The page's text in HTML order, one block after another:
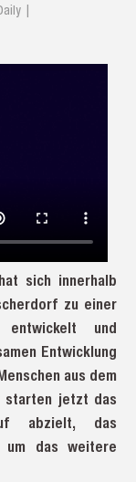
|
sich innerhalb
zu einer
entwickelt und
Entwicklung
aus dem
starten jetzt das
abzielt, das
um das weitere